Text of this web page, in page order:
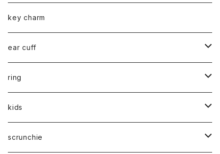
brass
stainless / 2way mask chain
gold
silver
gold
stainless
gold
silver
key charm
ear cuff
silver925
gold
stainless
ring
stainless
14kgf
kids
mom
scrunchie